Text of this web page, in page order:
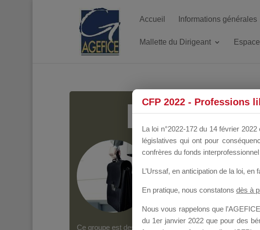
Accueil Informations générales
Mallette du Dirigeant
Groupe Public il y a un mois
Ce groupe est destiné aux Organismes de Formation qui
CFP 2022 - Professions
La loi n°2022-172 du 14 février
législatives qui ont pour
confrères du fonds
L’Urssaf, en anticipation de la loi, en
En pratique, nous constatons dès à
Nous vous rappelons que
du 1er janvier 2022 que pour des